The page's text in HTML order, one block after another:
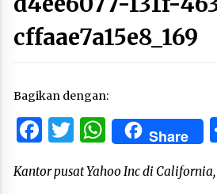
cffaae7a15e8_169
Bagikan dengan:
Facebook
TwitterShare
Kantor pusat Yahoo Inc di